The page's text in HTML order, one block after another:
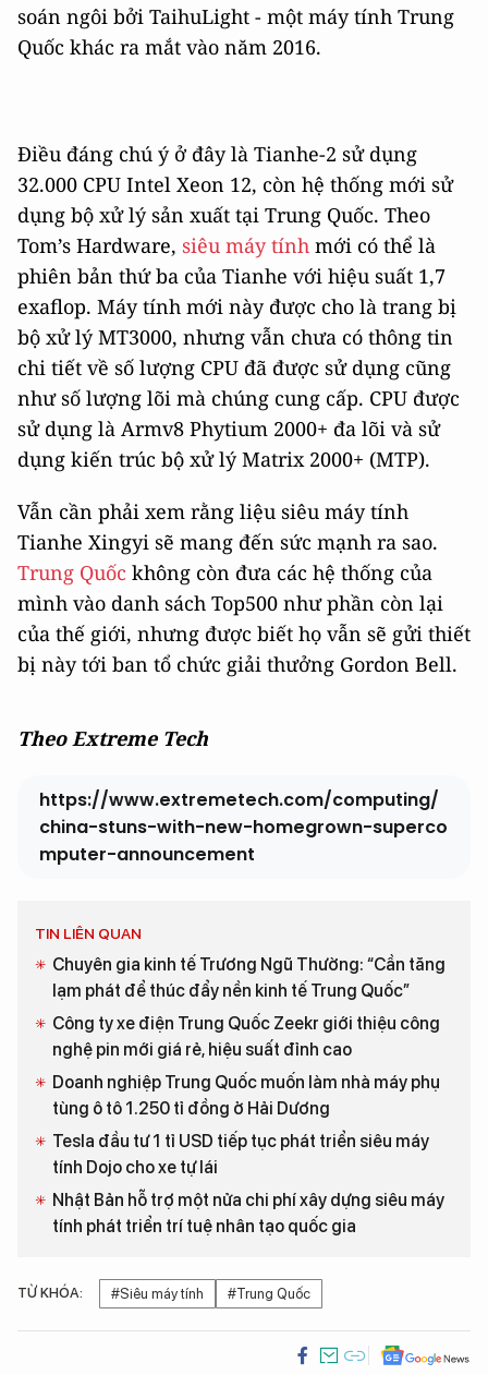
soán ngôi bởi TaihuLight - một máy tính Trung
Quốc khác ra mắt vào năm 2016.
Điều đáng chú ý ở đây là Tianhe-2 sử dụng
32.000 CPU Intel Xeon 12, còn hệ thống mới sử
dụng bộ xử lý sản xuất tại Trung Quốc. Theo
Tom’s Hardware, siêu máy tính mới có thể là
phiên bản thứ ba của Tianhe với hiệu suất 1,7
exaflop. Máy tính mới này được cho là trang bị
bộ xử lý MT3000, nhưng vẫn chưa có thông tin
chi tiết về số lượng CPU đã được sử dụng cũng
như số lượng lõi mà chúng cung cấp. CPU được
sử dụng là Armv8 Phytium 2000+ đa lõi và sử
dụng kiến trúc bộ xử lý Matrix 2000+ (MTP).
Vẫn cần phải xem rằng liệu siêu máy tính
Tianhe Xingyi sẽ mang đến sức mạnh ra sao.
Trung Quốc không còn đưa các hệ thống của
mình vào danh sách Top500 như phần còn lại
của thế giới, nhưng được biết họ vẫn sẽ gửi thiết
bị này tới ban tổ chức giải thưởng Gordon Bell.
Theo Extreme Tech
https://www.extremetech.com/computing/
china-stuns-with-new-homegrown-superco
mputer-announcement
TIN LIÊN QUAN
Chuyên gia kinh tế Trương Ngũ Thường: “Cần tăng
lạm phát để thúc đẩy nền kinh tế Trung Quốc”
Công ty xe điện Trung Quốc Zeekr giới thiệu công
nghệ pin mới giá rẻ, hiệu suất đỉnh cao
Doanh nghiệp Trung Quốc muốn làm nhà máy phụ
tùng ô tô 1.250 tỉ đồng ở Hải Dương
Tesla đầu tư 1 tỉ USD tiếp tục phát triển siêu máy
tính Dojo cho xe tự lái
Nhật Bản hỗ trợ một nửa chi phí xây dựng siêu máy
tính phát triển trí tuệ nhân tạo quốc gia
TỪ KHÓA: #Siêu máy tính #Trung Quốc